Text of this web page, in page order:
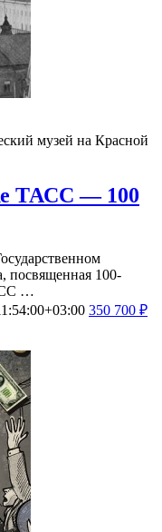
музей на Красной
ТАСС — 100
посвященная 100-
…
350 700 ₽